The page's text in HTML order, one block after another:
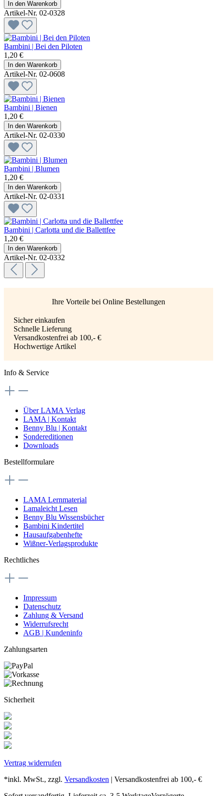
In den Warenkorb
Artikel-Nr. 02-0328
Bambini | Bei den Piloten
1,20 €
In den Warenkorb
Artikel-Nr. 02-0608
Bambini | Bienen
1,20 €
In den Warenkorb
Artikel-Nr. 02-0330
Bambini | Blumen
1,20 €
In den Warenkorb
Artikel-Nr. 02-0331
Bambini | Carlotta und die Ballettfee
1,20 €
In den Warenkorb
Artikel-Nr. 02-0332
Ihre Vorteile bei Online Bestellungen
Sicher einkaufen
Schnelle Lieferung
Versandkostenfrei ab 100,- €
Hochwertige Artikel
Info & Service
Über LAMA Verlag
LAMA | Kontakt
Benny Blu | Kontakt
Sondereditionen
Downloads
Bestellformulare
LAMA Lernmaterial
Lamaleicht Lesen
Benny Blu Wissensbücher
Bambini Kindertitel
Hausaufgabenhefte
Wißner-Verlagsprodukte
Rechtliches
Impressum
Datenschutz
Zahlung & Versand
Widerrufsrecht
AGB | Kundeninfo
Zahlungsarten
Sicherheit
Vertrag widerrufen
*inkl. MwSt., zzgl. Versandkosten | Versandkostenfrei ab 100,- €